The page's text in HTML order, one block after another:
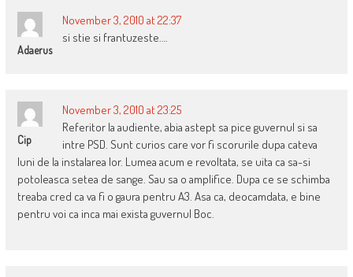
Adaerus
November 3, 2010 at 22:37
si stie si frantuzeste….
Cip
November 3, 2010 at 23:25
Referitor la audiente, abia astept sa pice guvernul si sa
intre PSD. Sunt curios care vor fi scorurile dupa cateva
luni de la instalarea lor. Lumea acum e revoltata, se uita ca sa-si
potoleasca setea de sange. Sau sa o amplifice. Dupa ce se schimba
treaba cred ca va fi o gaura pentru A3. Asa ca, deocamdata, e bine
pentru voi ca inca mai exista guvernul Boc.